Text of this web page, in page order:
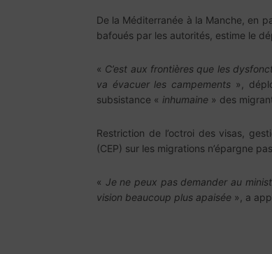
De la Méditerranée à la Manche, en
bafoués par les autorités, estime le
« C’est aux frontières que les
va évacuer les campements »,
subsistance « inhumaine » des
Restriction de l’octroi des visas,
(CEP) sur les migrations n’épargne
« Je ne peux pas demander au
vision beaucoup plus apaisée », a